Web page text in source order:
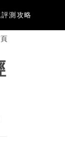
測攻略